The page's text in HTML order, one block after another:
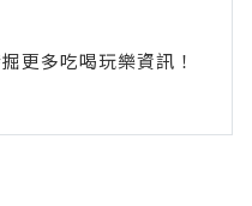
更多吃喝玩樂資訊！